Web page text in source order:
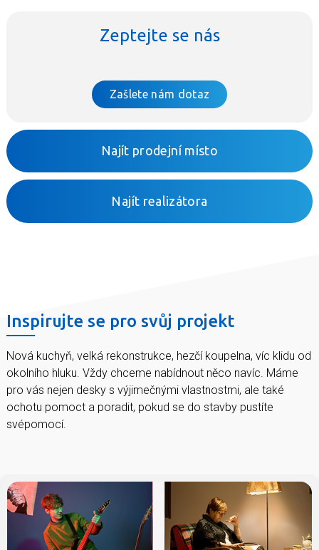
Zeptejte se nás
Zašlete nám dotaz
Najít prodejní místo
Najít realizátora
Inspirujte se pro svůj projekt
Nová kuchyň, velká rekonstrukce, hezčí koupelna, víc klidu od
okolního hluku. Vždy chceme nabídnout něco navíc. Máme
pro vás nejen desky s výjimečnými vlastnostmi, ale také
ochotu pomoct a poradit, pokud se do stavby pustíte
svépomocí.